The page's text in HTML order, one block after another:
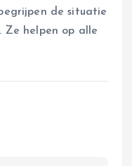
de situatie
Ze helpen op alle